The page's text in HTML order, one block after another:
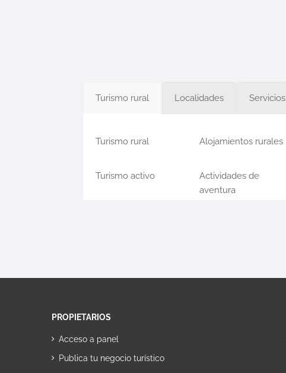
Turismo rural Localidades Servicios
Turismo rural Alojamientos rurales
Turismo activo
Actividades de
aventura
PROPIETARIOS
Acceso a panel
Publica tu negocio turístico